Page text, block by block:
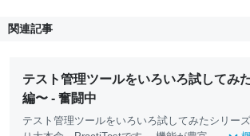
関連記事
テスト管理ツールをいろいろ試してみ
編〜 - 奮闘中
テスト管理ツールをいろいろ試してみたシリー